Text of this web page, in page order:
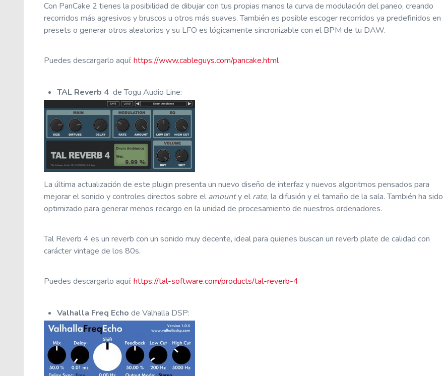
Con PanCake 2 tienes la posibilidad de dibujar con tus propias manos la curva de modulación del paneo, creando
recorridos más agresivos y bruscos u otros más suaves. También es posible escoger recorridos ya predefinidos en
presets o generar otros aleatorios y su LFO es lógicamente sincronizable con el BPM de tu DAW.
Puedes descargarlo aquí: https://www.cableguys.com/pancake.html
TAL Reverb 4 de Togu Audio Line:
La última actualización de este plugin presenta un nuevo diseño de interfaz y nuevos algoritmos pensados para
mejorar el sonido y controles directos sobre el amounty el rate, la difusión y el tamaño de la sala. También ha sido
optimizado para generar menos recargo en la unidad de procesamiento de nuestros ordenadores.
Tal Reverb 4 es un reverb con un sonido muy decente, ideal para quienes buscan un reverb plate de calidad con
carácter vintage de los 80s.
Puedes descargarlo aquí: https://tal-software.com/products/tal-reverb-4
Valhalla Freq Echo de Valhalla DSP: